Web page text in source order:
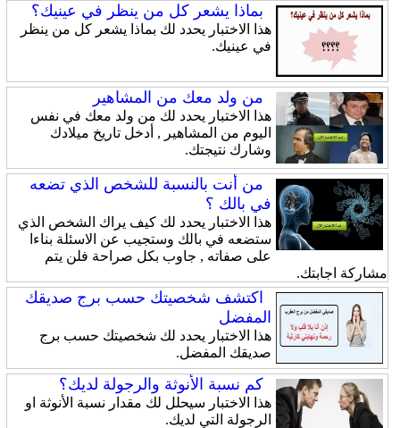
بماذا يشعر كل من ينظر في عينيك؟
هذا الاختبار يحدد لك بماذا يشعر كل من ينظر
في عينيك.
من ولد معك من المشاهير
هذا الاختبار يحدد لك من ولد معك في نفس
اليوم من المشاهير , أدخل تاريخ ميلادك
وشارك نتيجتك.
من أنت بالنسبة للشخص الذي تضعه
في بالك ؟
هذا الاختبار يحدد لك كيف يراك الشخص الذي
ستضعه في بالك وستجيب عن الاسئلة بناءا
على صفاته , جاوب بكل صراحة فلن يتم
مشاركة اجابتك.
اكتشف شخصيتك حسب برج صديقك
المفضل
هذا الاختبار يحدد لك شخصيتك حسب برج
صديقك المفضل.
كم نسبة الأنوثة والرجولة لديك؟
هذا الاختبار سيحلل لك مقدار نسبة الأنوثة او
الرجولة التي لديك.